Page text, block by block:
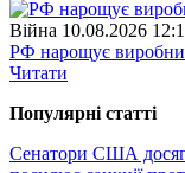
Війна 10.08.2026
РФ нарощує
Читати
Популярнi статтi
Сенатори США